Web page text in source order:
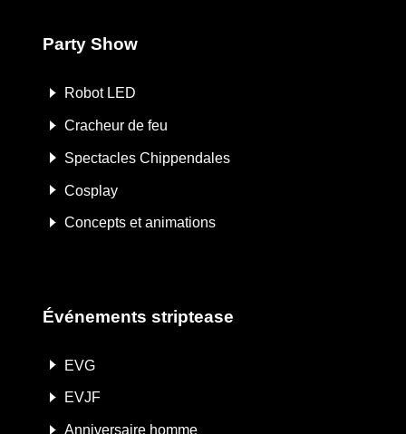
Party Show
Robot LED
Cracheur de feu
Spectacles Chippendales
Cosplay
Concepts et animations
Événements striptease
EVG
EVJF
Anniversaire homme